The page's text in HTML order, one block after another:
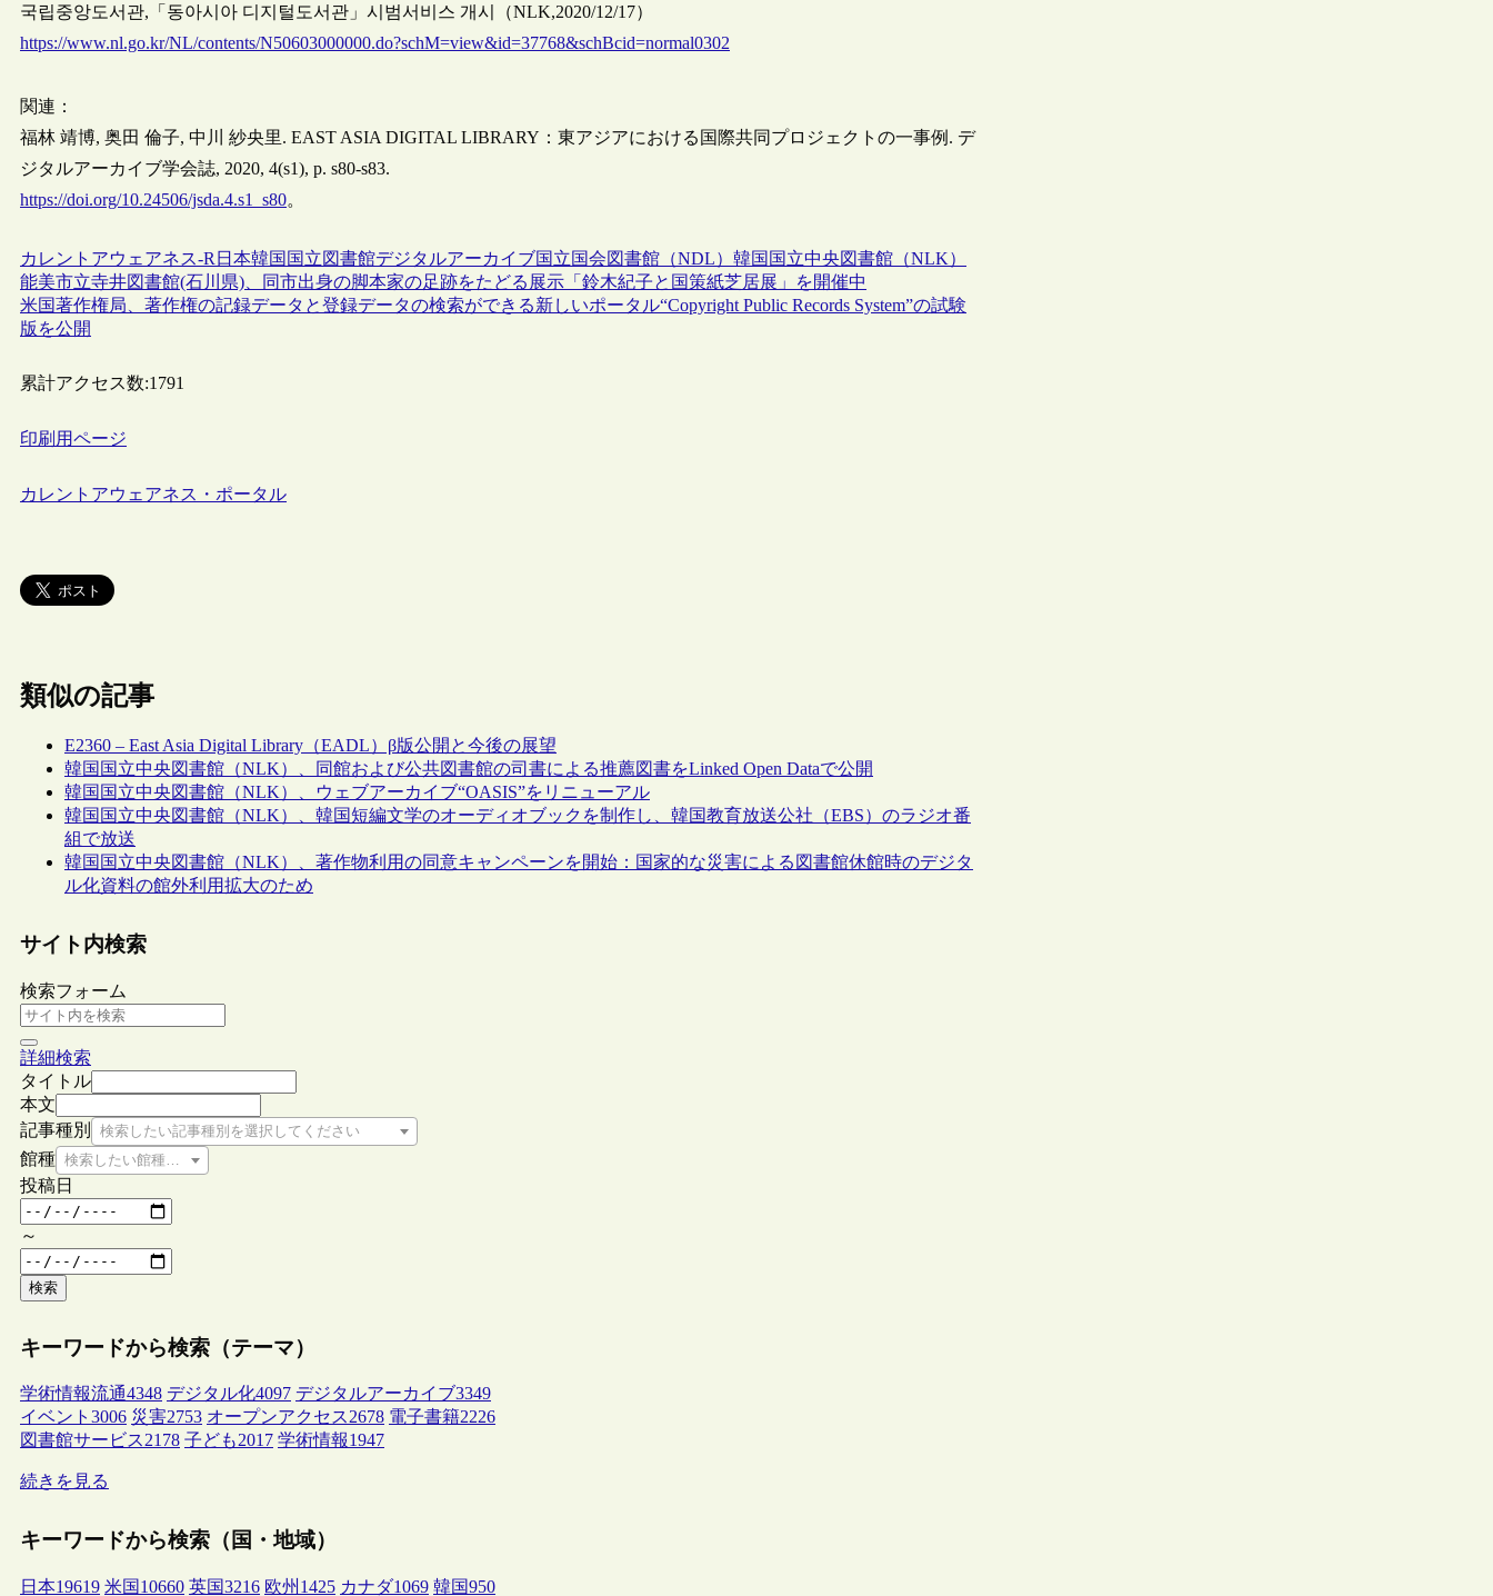
국립중앙도서관,「동아시아 디지털도서관」시범서비스 개시（NLK,2020/12/17）
https://www.nl.go.kr/NL/contents/N50603000000.do?schM=view&id=37768&schBcid=normal0302
関連：
福林 靖博, 奥田 倫子, 中川 紗央里. EAST ASIA DIGITAL LIBRARY：東アジアにおける国際共同プロジェクトの一事例. デ
ジタルアーカイブ学会誌, 2020, 4(s1), p. s80-s83.
https://doi.org/10.24506/jsda.4.s1_s80。
カレントアウェアネス-R 日本韓国 国立図書館デジタルアーカイブ国立国会図書館（NDL） 韓国国立中央図書館（NLK）
能美市立寺井図書館(石川県)、同市出身の脚本家の足跡をたどる展示「鈴木紀子と国策紙芝居展」を開催中
米国著作権局、著作権の記録データと登録データの検索ができる新しいポータル“Copyright Public Records System”の試験
版を公開
累計アクセス数:1791
印刷用ページ
カレントアウェアネス・ポータル
類似の記事
E2360 – East Asia Digital Library（EADL）β版公開と今後の展望
韓国国立中央図書館（NLK）、同館および公共図書館の司書による推薦図書をLinked Open Dataで公開
韓国国立中央図書館（NLK）、ウェブアーカイブ“OASIS”をリニューアル
韓国国立中央図書館（NLK）、韓国短編文学のオーディオブックを制作し、韓国教育放送公社（EBS）のラジオ番
組で放送
韓国国立中央図書館（NLK）、著作物利用の同意キャンペーンを開始：国家的な災害による図書館休館時のデジタ
ル化資料の館外利用拡大のため
サイト内検索
検索フォーム
詳細検索
タイトル
本文
記事種別
検索したい記事種別を選択してください
館種 検索したい館種を選択してください
投稿日
～
検索
キーワードから検索（テーマ）
学術情報流通4348 デジタル化4097 デジタルアーカイブ3349
イベント 3006 災害2753 オープンアクセス2678 電子書籍2226
図書館サービス2178 子ども2017 学術情報1947
続きを見る
キーワードから検索（国・地域）
日本19619 米国 10660 英国3216 欧州 1425 カナダ1069 韓国950